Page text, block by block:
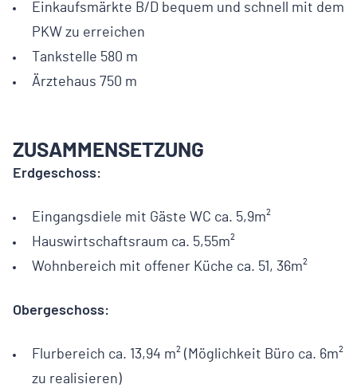
Einkaufsmärkte B/D bequem und schnell mit dem
PKW zu erreichen
Tankstelle 580 m
Ärztehaus 750 m
ZUSAMMENSETZUNG
Erdgeschoss:
Eingangsdiele mit Gäste WC ca. 5,9m²
Hauswirtschaftsraum ca. 5,55m²
Wohnbereich mit offener Küche ca. 51, 36m²
Obergeschoss:
Flurbereich ca. 13,94 m² (Möglichkeit Büro ca. 6m²
zu realisieren)